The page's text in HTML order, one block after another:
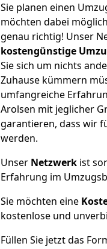
Sie planen einen
möchten dabei
genau richtig! Unser
kostengünstige
Sie sich um nichts
Zuhause kümmern
umfangreiche
Arolsen mit jeglicher
garantieren, dass wir
werden.
Unser Netzwerk ist
Erfahrung im
Sie möchten eine
kostenlose und
Füllen Sie jetzt das